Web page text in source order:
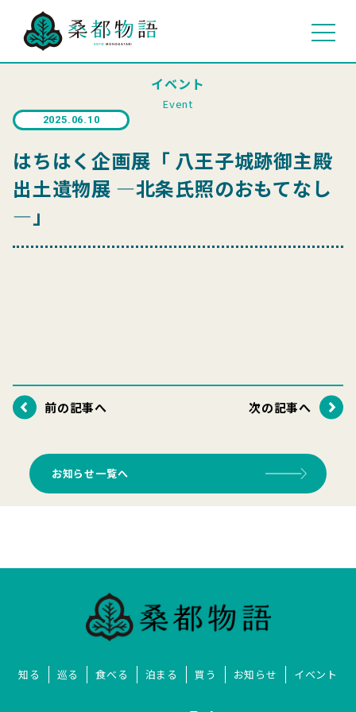
イベント
Event
2025.06.10
はちはく企画展「 八王子城跡御主殿
出土遺物展 ―北条氏照のおもてなし
―」
前の記事へ 次の記事へ
お知らせ一覧へ
知る 巡る 食べる 泊まる 買う お知らせ イベント